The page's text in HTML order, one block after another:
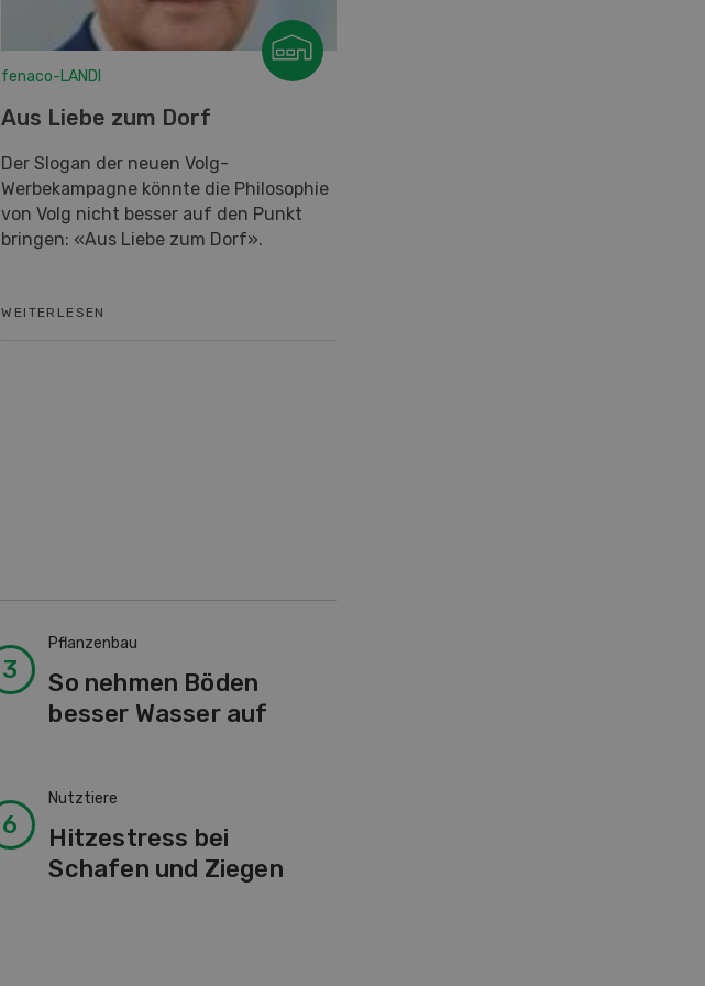
fenaco-LANDI
Aus Liebe zum Dorf
Der Slogan der neuen Volg-
Werbekampagne könnte die Philosophie
von Volg nicht besser auf den Punkt
bringen: «Aus Liebe zum Dorf».
WEITERLESEN
Pflanzenbau
So nehmen Böden
besser Wasser auf
Nutztiere
Hitzestress bei
Schafen und Ziegen